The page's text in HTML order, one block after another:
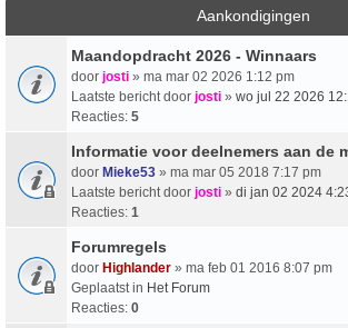
Aankondigingen
Maandopdracht 2026 - Winnaars
door josti » ma mar 02 2026 1:12 pm
Laatste bericht door josti » wo jul 22 2026
Reacties: 5
Informatie voor deelnemers aan de
door Mieke53 » ma mar 05 2018 7:17 pm
Laatste bericht door josti » di jan 02 2024
Reacties: 1
Forumregels
door Highlander » ma feb 01 2016 8:07 pm
Geplaatst in Het Forum
Reacties: 0